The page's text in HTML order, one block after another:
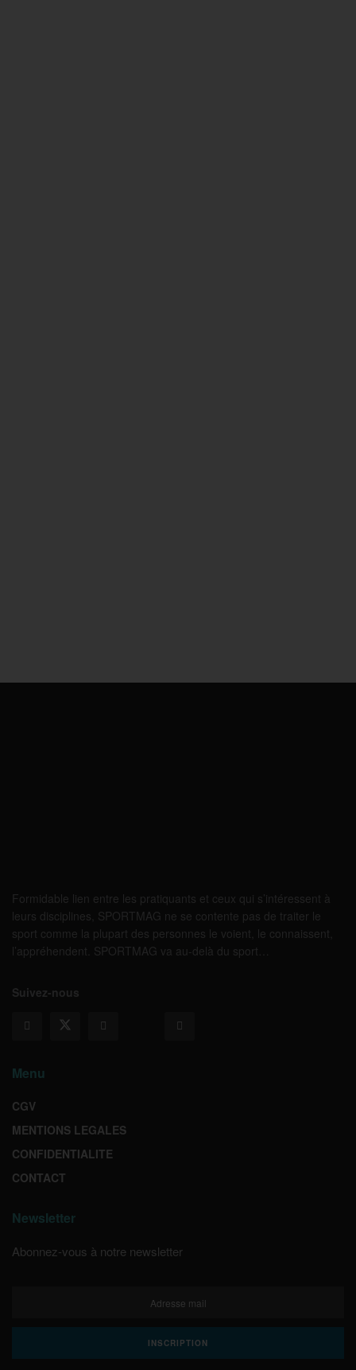
Formidable lien entre les pratiquants et ceux qui s’intéressent à
leurs disciplines, SPORTMAG ne se contente pas de traiter le
sport comme la plupart des personnes le voient, le connaissent,
l’appréhendent. SPORTMAG va au-delà du sport…
Suivez-nous
Menu
CGV
MENTIONS LEGALES
CONFIDENTIALITE
CONTACT
Newsletter
Abonnez-vous à notre newsletter